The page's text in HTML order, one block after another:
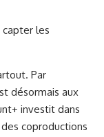
capter les
Par
désormais aux
investit dans
coproductions